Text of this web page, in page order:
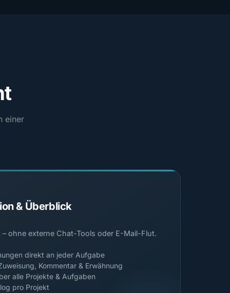
einer
& Überblick
ohne externe Chat-Tools oder E-Mail-Flut.
direkt an jeder Aufgabe
Kommentar & Erwähnung
alle Projekte & Aufgaben
pro Projekt